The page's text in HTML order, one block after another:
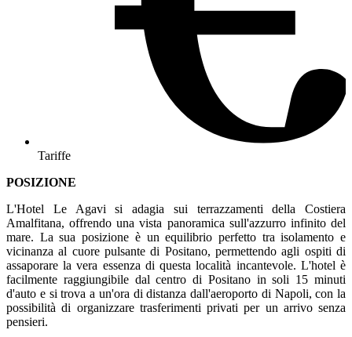
Tariffe
POSIZIONE
L'Hotel Le Agavi si adagia sui terrazzamenti della Costiera
Amalfitana, offrendo una vista panoramica sull'azzurro infinito del
mare. La sua posizione è un equilibrio perfetto tra isolamento e
vicinanza al cuore pulsante di Positano, permettendo agli ospiti di
assaporare la vera essenza di questa località incantevole. L'hotel è
facilmente raggiungibile dal centro di Positano in soli 15 minuti
d'auto e si trova a un'ora di distanza dall'aeroporto di Napoli, con la
possibilità di organizzare trasferimenti privati per un arrivo senza
pensieri.